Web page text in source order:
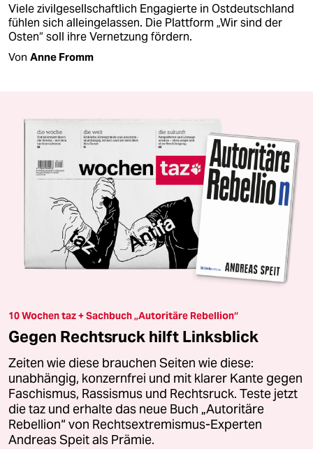
Viele zivilgesellschaftlich Engagierte in Ostdeutschland
fühlen sich alleingelassen. Die Plattform „Wir sind der
Osten“ soll ihre Vernetzung fördern.
Von Anne Fromm
10 Wochen taz + Sachbuch „Autoritäre Rebellion“
Gegen Rechtsruck hilft Linksblick
Zeiten wie diese brauchen Seiten wie diese:
unabhängig, konzernfrei und mit klarer Kante gegen
Faschismus, Rassismus und Rechtsruck. Teste jetzt
die taz und erhalte das neue Buch „Autoritäre
Rebellion“ von Rechtsextremismus-Experten
Andreas Speit als Prämie.